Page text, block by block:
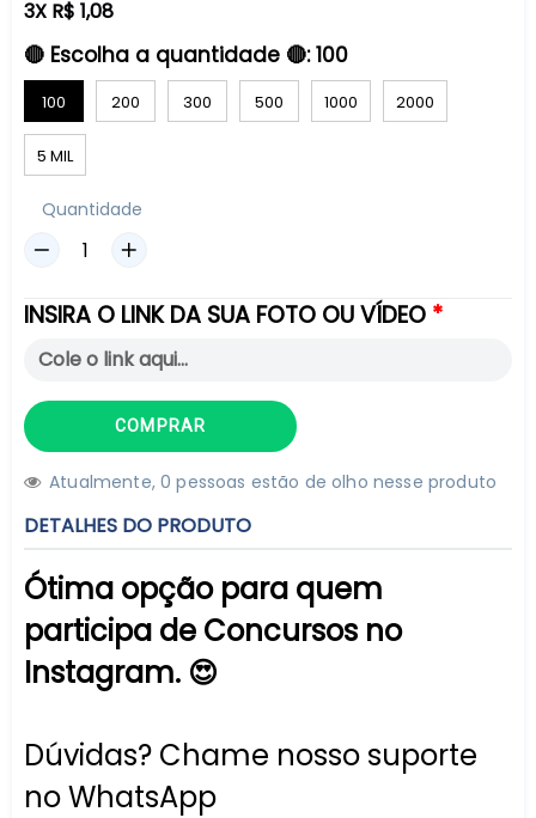
3X R$ 1,08
🔴 Escolha a quantidade 🔴:100
100 200 300 500 1000 2000
5 MIL
Quantidade
INSIRA O LINK DA SUA FOTO OU VÍDEO
COMPRAR
Atualmente,0pessoas estão de olho nesse produto
DETALHES DO PRODUTO
Ótima opção para quem
participa de Concursos no
Instagram. 😍
Dúvidas? Chame nosso suporte
no WhatsApp